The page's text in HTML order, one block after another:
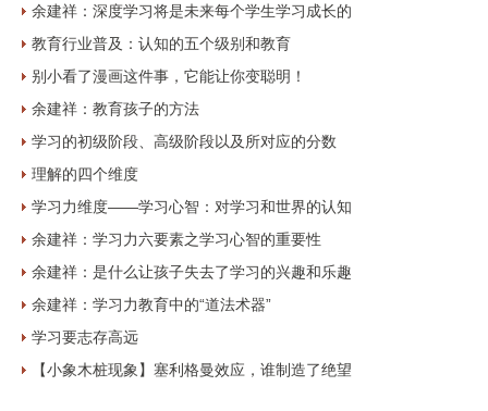
余建祥：深度学习将是未来每个学生学习成长的
教育行业普及：认知的五个级别和教育
别小看了漫画这件事，它能让你变聪明！
余建祥：教育孩子的方法
学习的初级阶段、高级阶段以及所对应的分数
理解的四个维度
学习力维度——学习心智：对学习和世界的认知
余建祥：学习力六要素之学习心智的重要性
余建祥：是什么让孩子失去了学习的兴趣和乐趣
余建祥：学习力教育中的“道法术器”
学习要志存高远
【小象木桩现象】塞利格曼效应，谁制造了绝望